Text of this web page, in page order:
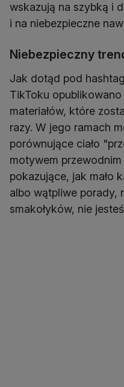
wskazują na szybką i
i na niebezpieczne
Niebezpieczny
Jak dotąd pod
TikToku
materiałów, które
razy. W jego ramach
porównujące ciało
motywem
pokazujące, jak mało
albo wątpliwe porady,
smakołyków, nie